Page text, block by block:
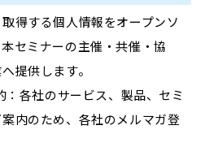
得する個人情報をオープンソ
セミナーの主催・共催・協
提供します。
各社のサービス、製品、セミ
内のため、各社のメルマガ登